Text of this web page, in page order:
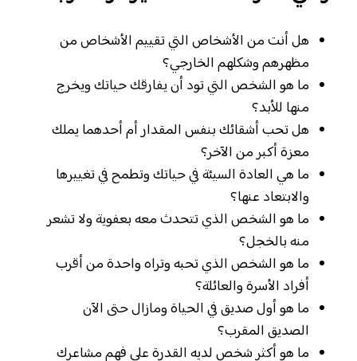
هل أنت من الأشخاص التي تقييم الأشخاص من
مظهرهم وشكلهم الخارجي؟
ما هو الشخص التي تود أن يفارقك حياتك ويخرج
منها للأبد؟
هل تحب أشقائك بنفس المقدار أم أحدهما يملك
معزة أكبر من الآخر؟
ما هي العادة السيئة في حياتك وتطمح في تغييرها
والابتعاد عنها؟
ما هو الشخص الذي تتحدث معه بعفوية ولا تشعر
منه بالخجل؟
ما هو الشخص الذي تحبه وتراه واحدة من أقرب
أفراد الأسرة والعائلة؟
ما هو أول صديق في الحياة ومازال حتى الآن
الصديق المقرب؟
ما هو أكثر شخص لديه القدرة على فهم مشاعرك